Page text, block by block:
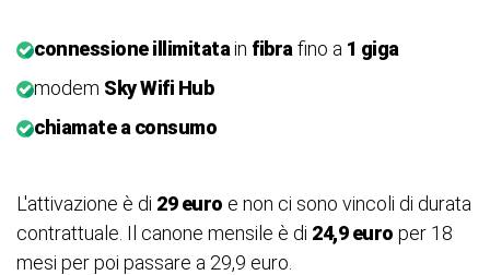
connessione illimitatain fibra fino a 1 giga
modem Sky Wifi Hub
chiamate a consumo
L'attivazione è di 29 euro e non ci sono vincoli di durata
contrattuale. Il canone mensile è di 24,9 euro per 18
mesi per poi passare a 29,9 euro.